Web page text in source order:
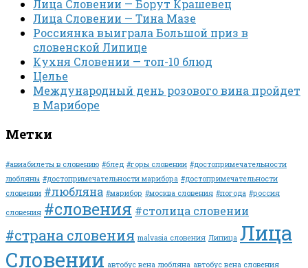
Лица Словении — Борут Крашевец
Лица Словении — Тина Мазе
Россиянка выиграла Большой приз в
словенской Липице
Кухня Словении — топ-10 блюд
Целье
Международный день розового вина пройдет
в Мариборе
Метки
#авиабилеты в словению #блед #горы словении #достопримечательности
любляны #достопримечательности марибора #достопримечательности
словении #любляна #марибор #москва словения #погода #россия
словения #словения #столица словении
#страна словения malvasia словения Липица Лица
Словении автобус вена любляна автобус вена словения